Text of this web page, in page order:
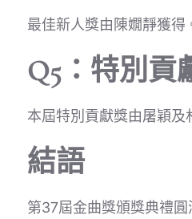
最佳新人獎由陳嫺靜獲得
Q5：特別貢
本屆特別貢獻獎由屠穎及
結語
第37屆金曲獎頒獎典禮